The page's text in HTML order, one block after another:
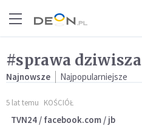
#sprawa dziwisza
Najnowsze Najpopularniejsze
5 lat temu KOŚCIÓŁ
TVN24 / facebook.com / jb